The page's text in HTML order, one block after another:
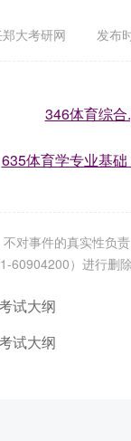
大考研网 发布
346体育综合
635体育学专业基
对事件的真实性负
60904200）进行删除
试大纲
试大纲